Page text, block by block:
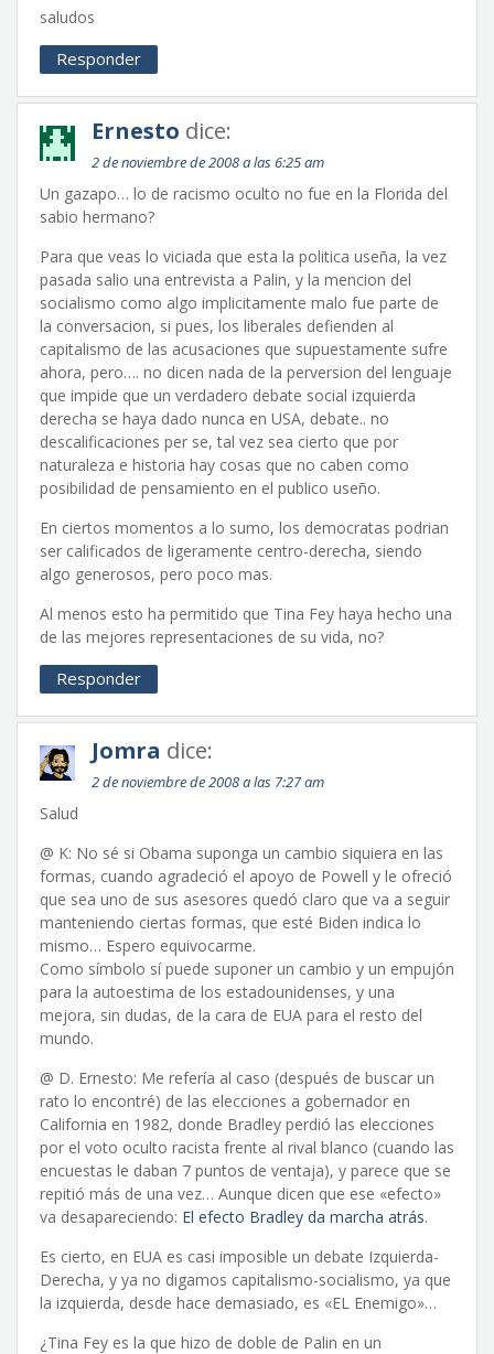
saludos
Responder
Ernesto dice:
2 de noviembre de 2008 a las 6:25 am
Un gazapo… lo de racismo oculto no fue en la Florida del
sabio hermano?
Para que veas lo viciada que esta la politica useña, la vez
pasada salio una entrevista a Palin, y la mencion del
socialismo como algo implicitamente malo fue parte de
la conversacion, si pues, los liberales defienden al
capitalismo de las acusaciones que supuestamente sufre
ahora, pero…. no dicen nada de la perversion del lenguaje
que impide que un verdadero debate social izquierda
derecha se haya dado nunca en USA, debate.. no
descalificaciones per se, tal vez sea cierto que por
naturaleza e historia hay cosas que no caben como
posibilidad de pensamiento en el publico useño.
En ciertos momentos a lo sumo, los democratas podrian
ser calificados de ligeramente centro-derecha, siendo
algo generosos, pero poco mas.
Al menos esto ha permitido que Tina Fey haya hecho una
de las mejores representaciones de su vida, no?
Responder
Jomra dice:
2 de noviembre de 2008 a las 7:27 am
Salud
@ K: No sé si Obama suponga un cambio siquiera en las
formas, cuando agradeció el apoyo de Powell y le ofreció
que sea uno de sus asesores quedó claro que va a seguir
manteniendo ciertas formas, que esté Biden indica lo
mismo… Espero equivocarme.
Como símbolo sí puede suponer un cambio y un empujón
para la autoestima de los estadounidenses, y una
mejora, sin dudas, de la cara de EUA para el resto del
mundo.
@ D. Ernesto: Me refería al caso (después de buscar un
rato lo encontré) de las elecciones a gobernador en
California en 1982, donde Bradley perdió las elecciones
por el voto oculto racista frente al rival blanco (cuando las
encuestas le daban 7 puntos de ventaja), y parece que se
repitió más de una vez… Aunque dicen que ese «efecto»
va desapareciendo: El efecto Bradley da marcha atrás.
Es cierto, en EUA es casi imposible un debate Izquierda-
Derecha, y ya no digamos capitalismo-socialismo, ya que
la izquierda, desde hace demasiado, es «EL Enemigo»…
¿Tina Fey es la que hizo de doble de Palin en un